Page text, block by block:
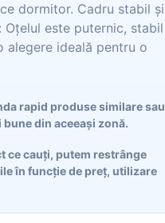
dormitor. Cadru stabil și
Oțelul este puternic, stabil
alegere ideală pentru o
rapid produse similare sau
din aceeași zonă.
ce cauți, putem restrânge
în funcție de preț, utilizare